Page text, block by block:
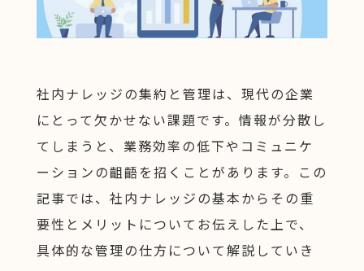
社内ナレッジの集約と管理は、現代の企業
にとって欠かせない課題です。情報が分散し
てしまうと、業務効率の低下やコミュニケ
ーションの齟齬を招くことがあります。この
記事では、社内ナレッジの基本からその重
要性とメリットについてお伝えした上で、
具体的な管理の仕方について解説していき